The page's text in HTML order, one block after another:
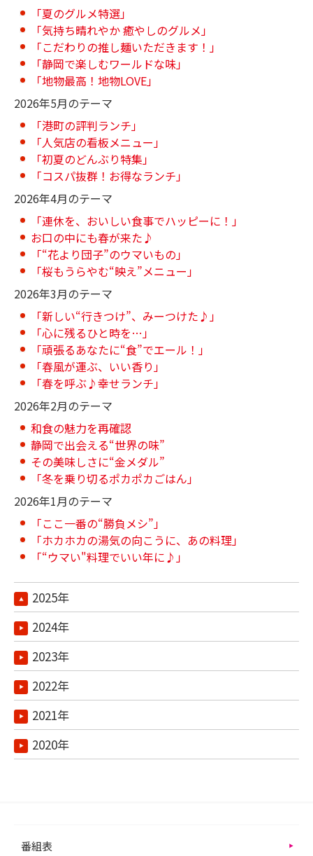
「夏のグルメ特選」
「気持ち晴れやか 癒やしのグルメ」
「こだわりの推し麺いただきます！」
「静岡で楽しむワールドな味」
「地物最高！地物LOVE」
2026年5月のテーマ
「港町の評判ランチ」
「人気店の看板メニュー」
「初夏のどんぶり特集」
「コスパ抜群！お得なランチ」
2026年4月のテーマ
「連休を、おいしい食事でハッピーに！」
お口の中にも春が来た♪
「“花より団子”のウマいもの」
「桜もうらやむ“映え”メニュー」
2026年3月のテーマ
「新しい“行きつけ”、みーつけた♪」
「心に残るひと時を…」
「頑張るあなたに“食”でエール！」
「春風が運ぶ、いい香り」
「春を呼ぶ♪幸せランチ」
2026年2月のテーマ
和食の魅力を再確認
静岡で出会える“世界の味”
その美味しさに“金メダル”
「冬を乗り切るポカポカごはん」
2026年1月のテーマ
「ここ一番の“勝負メシ”」
「ホカホカの湯気の向こうに、あの料理」
「“ウマい"料理でいい年に♪」
2025年
2024年
2023年
2022年
2021年
2020年
番組表